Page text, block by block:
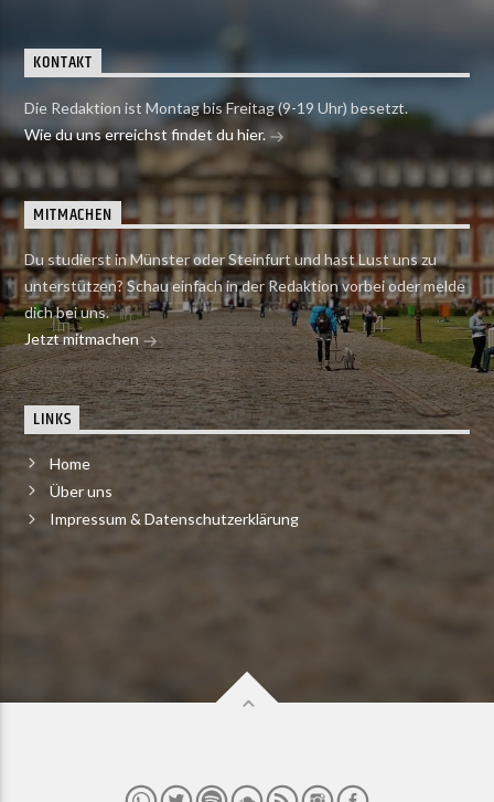
KONTAKT
Die Redaktion ist Montag bis Freitag (9-19 Uhr) besetzt.
Wie du uns erreichst findet du hier.
MITMACHEN
Du studierst in Münster oder Steinfurt und hast Lust uns zu
unterstützen? Schau einfach in der Redaktion vorbei oder melde
dich bei uns.
Jetzt mitmachen
LINKS
Home
Über uns
Impressum & Datenschutzerklärung